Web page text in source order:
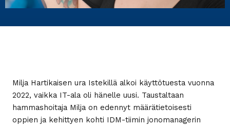
Milja Hartikaisen ura Istekillä alkoi käyttötuesta vuonna
2022, vaikka IT-ala oli hänelle uusi. Taustaltaan
hammashoitaja Milja on edennyt määrätietoisesti
oppien ja kehittyen kohti IDM-tiimin jonomanagerin